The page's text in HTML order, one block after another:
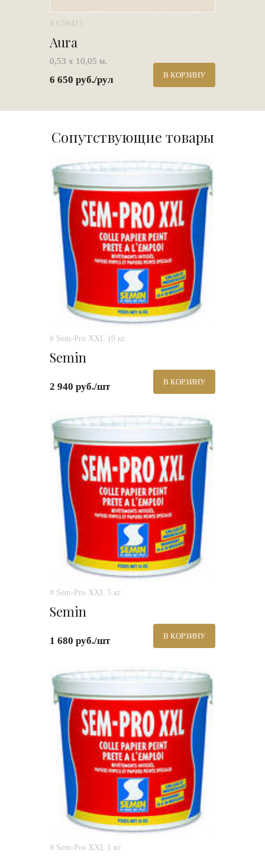
# G56413
Aura
0,53 х 10,05 м.
6 650 руб./рул В КОРЗИНУ
Сопутствующие товары
# Sem-Pro XXL 10 кг
Semin
2 940 руб./шт В КОРЗИНУ
# Sem-Pro XXL 5 кг.
Semin
1 680 руб./шт В КОРЗИНУ
# Sem-Pro XXL 1 кг.